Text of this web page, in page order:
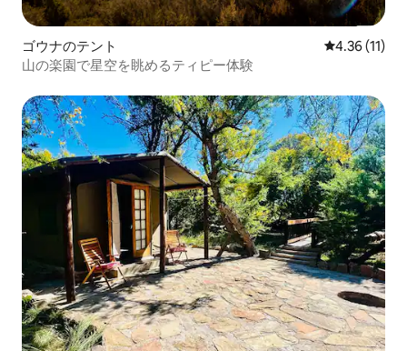
ゴウナのテント レビュー11
4.36 (11)
山の楽園で星空を眺めるティピー体験